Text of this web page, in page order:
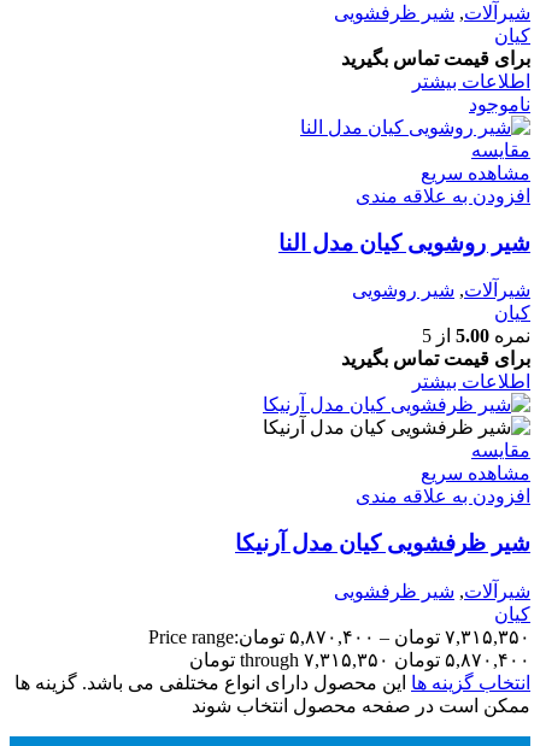
شیرآلات, شیر ظرفشویی
کیان
برای قیمت تماس بگیرید
اطلاعات بیشتر
ناموجود
مقایسه
مشاهده سریع
افزودن به علاقه مندی
شیر روشویی کیان مدل النا
شیرآلات, شیر روشویی
کیان
نمره 5.00 از 5
برای قیمت تماس بگیرید
اطلاعات بیشتر
مقایسه
مشاهده سریع
افزودن به علاقه مندی
شیر ظرفشویی کیان مدل آرنیکا
شیرآلات, شیر ظرفشویی
کیان
۷,۳۱۵,۳۵۰ تومان – ۵,۸۷۰,۴۰۰ تومانPrice range:
۵,۸۷۰,۴۰۰ تومان through ۷,۳۱۵,۳۵۰ تومان
انتخاب گزینه ها این محصول دارای انواع مختلفی می باشد. گزینه ها
ممکن است در صفحه محصول انتخاب شوند